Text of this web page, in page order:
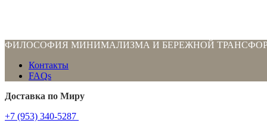
ФИЛОСОФИЯ МИНИМАЛИЗМА И БЕРЕЖНОЙ
Контакты
FAQs
Доставка по Миру
+7 (953) 340-5287